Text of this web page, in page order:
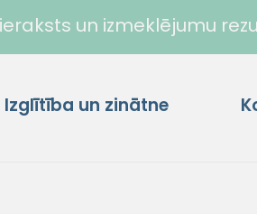
un izmeklējumu
Izglītība un zinātne